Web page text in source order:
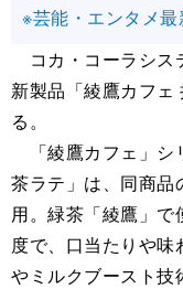
※芸能・エンタメ最
コカ・コーラシス
新製品「綾鷹カフ
る。
「綾鷹カフェ」シ
茶ラテ」は、同商品
用。緑茶「綾鷹」で
度で、口当たりや
やミルクブースト技